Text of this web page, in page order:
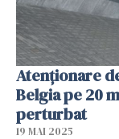
Atenționare
Belgia pe 20
perturbat
19 MAI 2025